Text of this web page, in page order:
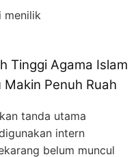
menilik
Tinggi Agama Islam
Penuh Ruah
tanda utama
intern
belum muncul